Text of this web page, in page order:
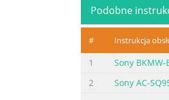
Model No. BTA-
FR
Mode d’emploi
© 2002 Sony
Podobne
# Instrukcja
1 Sony BKMW-
2
Sony AC-